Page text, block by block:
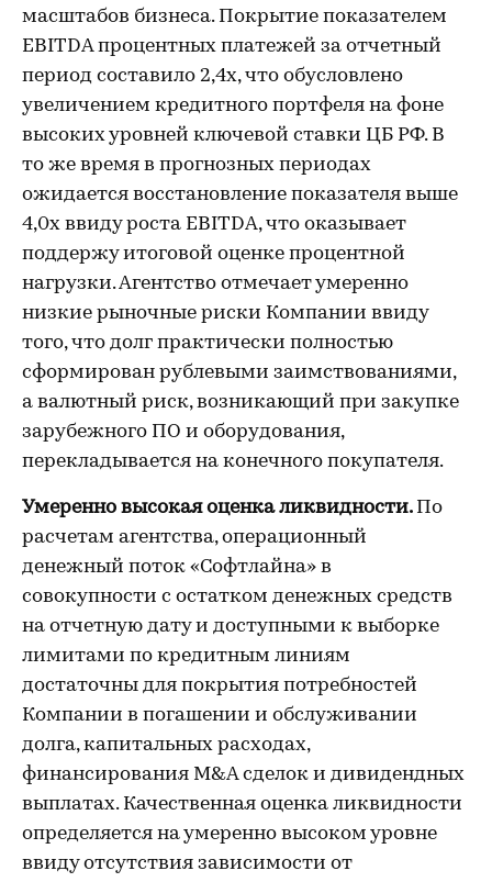
масштабов бизнеса. Покрытие показателем
EBITDA процентных платежей за отчетный
период составило 2,4х, что обусловлено
увеличением кредитного портфеля на фоне
высоких уровней ключевой ставки ЦБ РФ. В
то же время в прогнозных периодах
ожидается восстановление показателя выше
4,0х ввиду роста EBITDA, что оказывает
поддержу итоговой оценке процентной
нагрузки. Агентство отмечает умеренно
низкие рыночные риски Компании ввиду
того, что долг практически полностью
сформирован рублевыми заимствованиями,
а валютный риск, возникающий при закупке
зарубежного ПО и оборудования,
перекладывается на конечного покупателя.
Умеренно высокая оценка ликвидности. По
расчетам агентства, операционный
денежный поток «Софтлайна» в
совокупности с остатком денежных средств
на отчетную дату и доступными к выборке
лимитами по кредитным линиям
достаточны для покрытия потребностей
Компании в погашении и обслуживании
долга, капитальных расходах,
финансирования M&A сделок и дивидендных
выплатах. Качественная оценка ликвидности
определяется на умеренно высоком уровне
ввиду отсутствия зависимости от